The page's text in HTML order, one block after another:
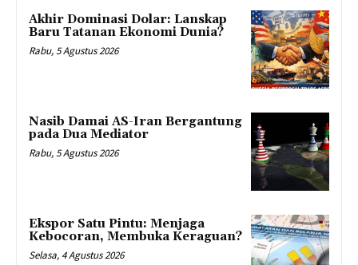
Akhir Dominasi Dolar: Lanskap
Baru Tatanan Ekonomi Dunia?
Rabu, 5 Agustus 2026
Nasib Damai AS-Iran Bergantung
pada Dua Mediator
Rabu, 5 Agustus 2026
Ekspor Satu Pintu: Menjaga
Kebocoran, Membuka Keraguan?
Selasa, 4 Agustus 2026